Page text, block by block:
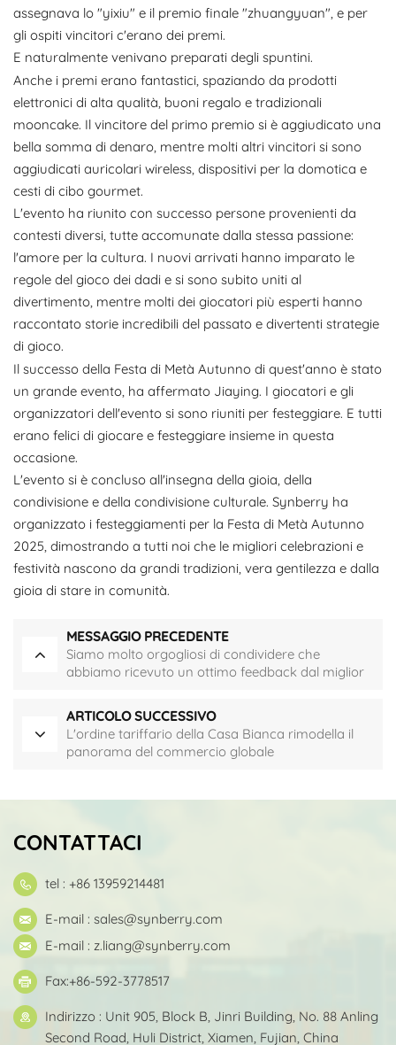
assegnava lo "yixiu" e il premio finale "zhuangyuan", e per
gli ospiti vincitori c'erano dei premi.
E naturalmente venivano preparati degli spuntini.
Anche i premi erano fantastici, spaziando da prodotti
elettronici di alta qualità, buoni regalo e tradizionali
mooncake. Il vincitore del primo premio si è aggiudicato una
bella somma di denaro, mentre molti altri vincitori si sono
aggiudicati auricolari wireless, dispositivi per la domotica e
cesti di cibo gourmet.
L'evento ha riunito con successo persone provenienti da
contesti diversi, tutte accomunate dalla stessa passione:
l'amore per la cultura. I nuovi arrivati ​​hanno imparato le
regole del gioco dei dadi e si sono subito uniti al
divertimento, mentre molti dei giocatori più esperti hanno
raccontato storie incredibili del passato e divertenti strategie
di gioco.
Il successo della Festa di Metà Autunno di quest'anno è stato
un grande evento, ha affermato Jiaying. I giocatori e gli
organizzatori dell'evento si sono riuniti per festeggiare. E tutti
erano felici di giocare e festeggiare insieme in questa
occasione.
L'evento si è concluso all'insegna della gioia, della
condivisione e della condivisione culturale. Synberry ha
organizzato i festeggiamenti per la Festa di Metà Autunno
2025, dimostrando a tutti noi che le migliori celebrazioni e
festività nascono da grandi tradizioni, vera gentilezza e dalla
gioia di stare in comunità.
MESSAGGIO PRECEDENTE
Siamo molto orgogliosi di condividere che
abbiamo ricevuto un ottimo feedback dal miglior
ARTICOLO SUCCESSIVO
L'ordine tariffario della Casa Bianca rimodella il
panorama del commercio globale
CONTATTACI
tel : +86 13959214481
E-mail : sales@synberry.com
E-mail : z.liang@synberry.com
Fax:+86-592-3778517
Indirizzo : Unit 905, Block B, Jinri Building, No. 88 Anling
Second Road, Huli District, Xiamen, Fujian, China